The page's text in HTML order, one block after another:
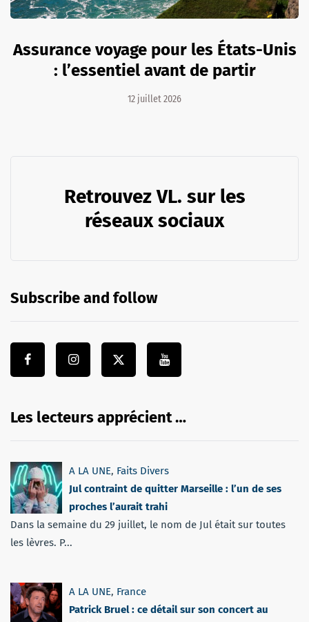
Assurance voyage pour les États-Unis
: l’essentiel avant de partir
12 juillet 2026
Retrouvez VL. sur les
réseaux sociaux
Subscribe and follow
Les lecteurs apprécient …
A LA UNE, Faits Divers
Jul contraint de quitter Marseille : l’un de ses
proches l’aurait trahi
Dans la semaine du 29 juillet, le nom de Jul était sur toutes
les lèvres. P...
A LA UNE, France
Patrick Bruel : ce détail sur son concert au